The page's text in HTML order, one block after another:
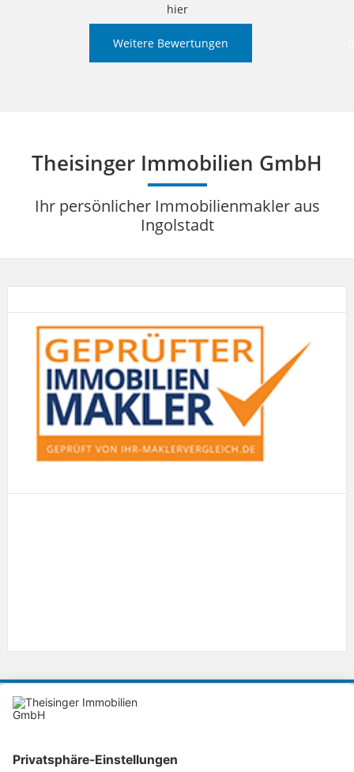
hier
Weitere Bewertungen
Theisinger Immobilien GmbH
Ihr persönlicher Immobilienmakler aus
Ingolstadt
Lorenz-Schmidt-Strasse 36